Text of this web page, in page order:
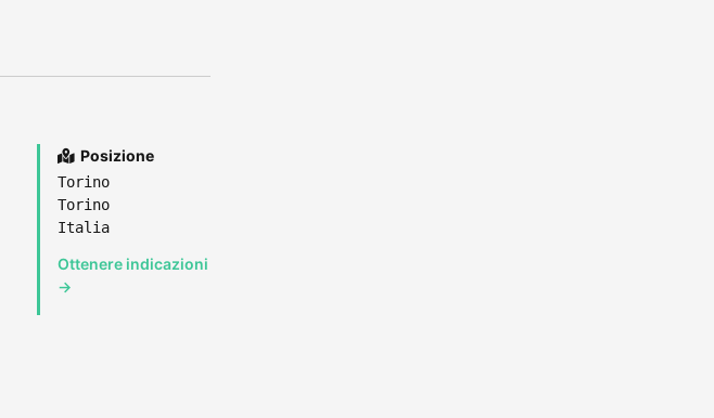
Posizione
Torino
Torino
Italia
Ottenere indicazioni
→